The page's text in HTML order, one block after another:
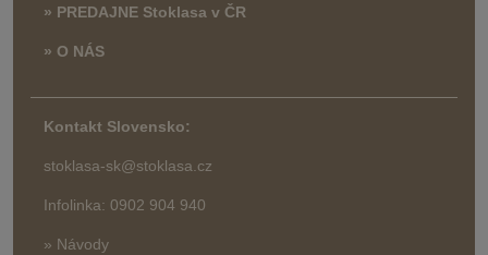
» PREDAJNE Stoklasa v ČR
» O NÁS
Kontakt Slovensko:
stoklasa-sk@stoklasa.cz
Infolinka: 0902 904 940
» Návody